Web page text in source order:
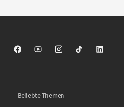
Sparkasse auf Facebook
Sparkasse auf Youtube
Sparkasse aufSparkasse auf
Beliebte Themen